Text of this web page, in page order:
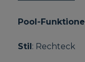
Pool-
Stil : Rechteck